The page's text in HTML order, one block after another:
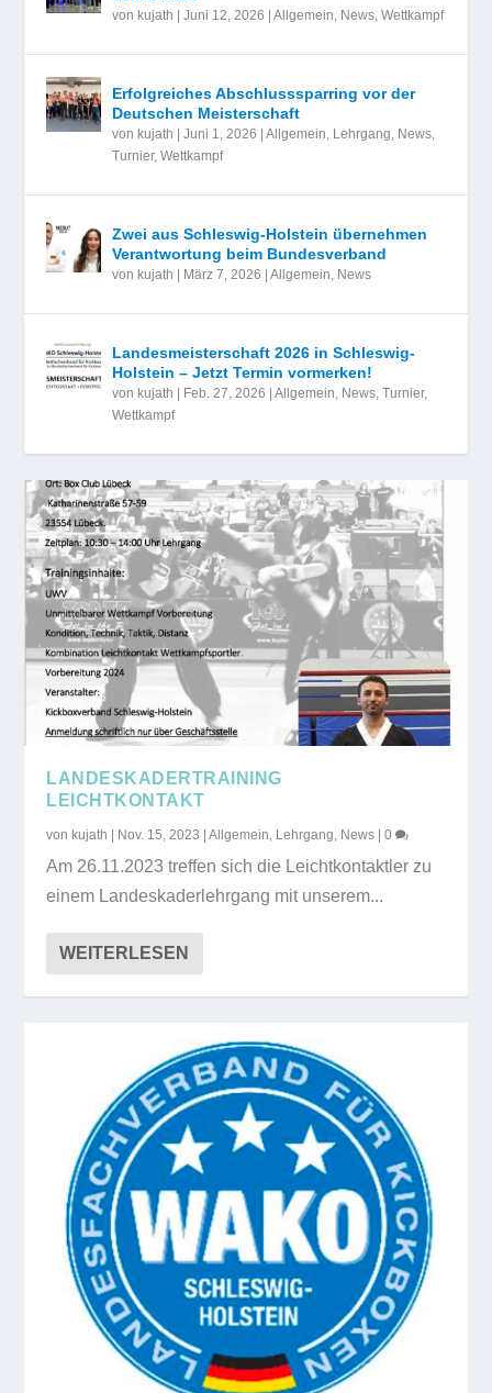
vonkujath |Juni 12, 2026 |Allgemein News ,Wettkampf
Erfolgreiches Abschlusssparring vor der
Deutschen Meisterschaft
vonkujath |Juni 1, 2026 |Allgemein Lehrgang News
Turnier,Wettkampf
Zwei aus Schleswig-Holstein übernehmen
Verantwortung beim Bundesverband
vonkujath | März 7, 2026 |Allgemein News
Landesmeisterschaft 2026 in Schleswig-
Holstein – Jetzt Termin vormerken!
vonkujath | Feb. 27, 2026 |Allgemein News ,Turnier,
Wettkampf
LANDESKADERTRAINING
LEICHTKONTAKT
vonkujath | Nov. 15, 2023 |Allgemein Lehrgang News |0
Am 26.11.2023 treffen sich die Leichtkontaktler zu
einem Landeskaderlehrgang mit unserem...
WEITERLESEN